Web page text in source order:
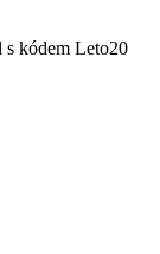
s kódem Leto20